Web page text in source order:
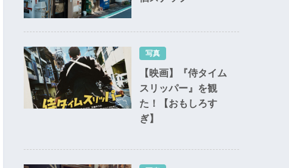
【映画】『侍タイム
スリッパー』を観
た！【おもしろす
ぎ】
写真